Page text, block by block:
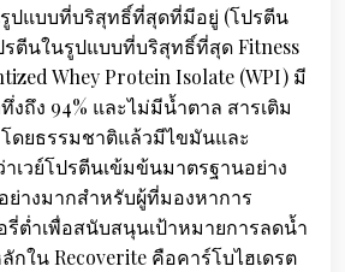
ปแบบที่บริสุทธิ์ที่สุดที่มีอยู่ (โปรตีน
รตีนในรูปแบบที่บริสุทธิ์ที่สุด Fitness
Whey Protein Isolate (WPI) มี
ถึง 94% และไม่มีน้ำตาล สารเติม
ดยธรรมชาติแล้วมีไขมันและ
าเวย์โปรตีนเข้มข้นมาตรฐานอย่าง
ย่างมากสำหรับผู้ที่มองหาการ
ต่ำเพื่อสนับสนุนเป้าหมายการลดน้ำ
ใน Recoverite คือคาร์โบไฮเดรต